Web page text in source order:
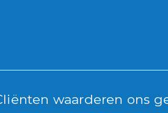
waarderen ons